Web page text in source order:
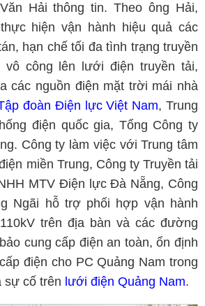
Hải thông tin. Theo ông Hải,
hiện vận hành hiệu quả các
hạn chế tối đa tình trạng truyền
vô công lên lưới điện truyền tải,
các nguồn điện mặt trời mái nhà
đoàn Điện lực Việt Nam, Trung
điện quốc gia, Tổng Công ty
Công ty làm việc với Trung tâm
miền Trung, Công ty Truyền tải
MTV Điện lực Đà Nẵng, Công
Ngãi hỗ trợ phối hợp vận hành
trên địa bàn và các đường
cung cấp điện an toàn, ổn định
điện cho PC Quảng Nam trong
sự cố trên lưới điện Quảng Nam.